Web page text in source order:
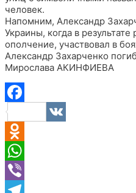
человек.
Напомним, Александр
Украины, когда в
ополчение, участвовал в
Александр Захарченко
Мирослава АКИНФИЕВА
Facebook
VK
Odnoklassniki
WhatsApp
Viber